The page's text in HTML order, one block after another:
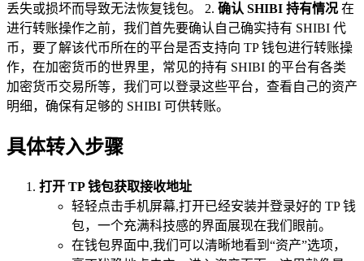
丢失或损坏而导致无法恢复钱包。 2. 确认 SHIBI 持有情况 在
进行转账操作之前，我们首先要确认自己确实持有 SHIBI 代
币，要了解该代币所在的平台是否支持向 TP 钱包进行转账操
作，在加密货币的世界里，常见的持有 SHIBI 的平台有各类
加密货币交易所等，我们可以登录这些平台，查看自己的资产
明细，确保有足够的 SHIBI 可供转账。
具体转入步骤
打开 TP 钱包获取接收地址
轻轻点击手机屏幕,打开已经安装并登录好的 TP 钱
包，一个充满科技感的界面展现在我们眼前。
在钱包界面中,我们可以清晰地看到“资产”选项，